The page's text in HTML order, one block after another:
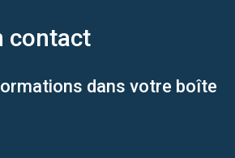
contact
dans votre boîte